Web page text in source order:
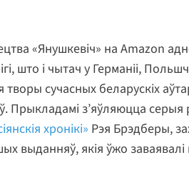
«Янушкевіч» на Amazon
што і чытач у Германіі,
сучасных беларускіх
Прыкладамі з’яўляюцца
хронікі» Рэя Брэдберы,
выданняў, якія ўжо